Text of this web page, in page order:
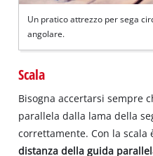
Un pratico attrezzo per sega
angolare.
Scala
Bisogna accertarsi sempre
parallela dalla lama della
correttamente. Con la scala
distanza della guida